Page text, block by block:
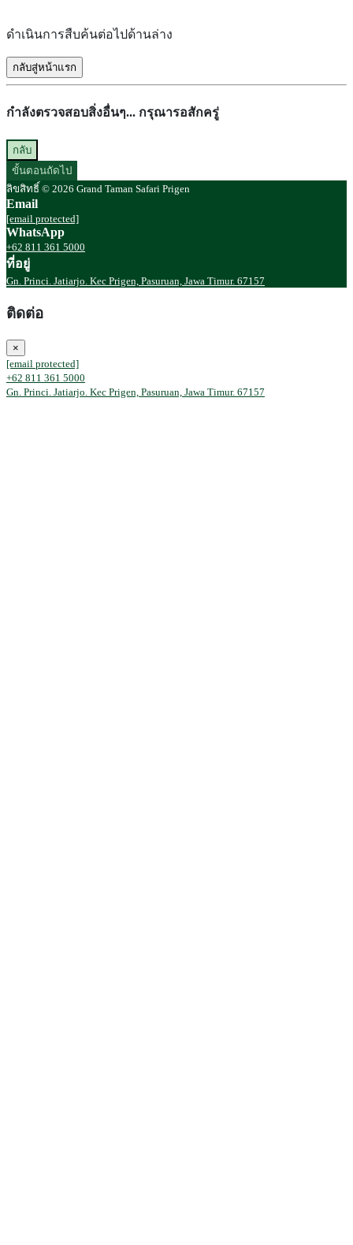
ดำเนินการสืบค้นต่อไปด้านล่าง
กลับสู่หน้าแรก
กำลังตรวจสอบสิ่งอื่นๆ... กรุณารอสักครู่
กลับ
ขั้นตอนถัดไป
ลิขสิทธิ์ © 2026 Grand Taman Safari Prigen
Email
[email protected]
WhatsApp
+62 811 361 5000
ที่อยู่
Gn. Princi. Jatiarjo. Kec Prigen, Pasuruan, Jawa Timur. 67157
ติดต่อ
×
[email protected]
+62 811 361 5000
Gn. Princi. Jatiarjo. Kec Prigen, Pasuruan, Jawa Timur. 67157